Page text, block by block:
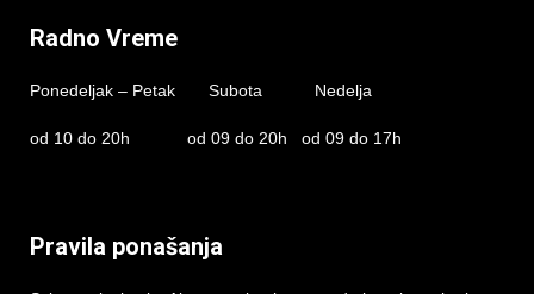
Radno Vreme
Ponedeljak – Petak Subota Nedelja
od 10 do 20h od 09 do 20h od 09 do 17h
Pravila ponašanja